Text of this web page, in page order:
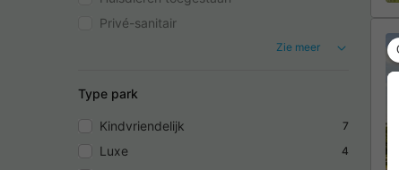
Privé-sanitair
Zie meer
Type park
Kindvriendelijk 7
Luxe 4